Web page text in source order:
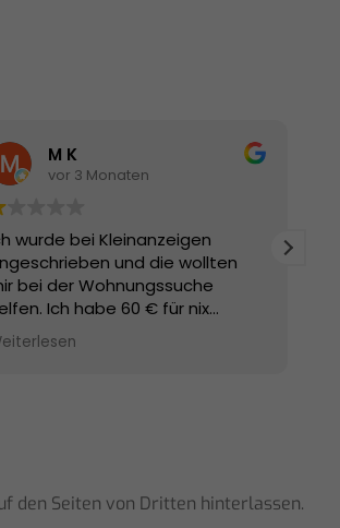
M K
vor 3 Monaten
wurde bei Kleinanzeigen
und die wollten
bei der Wohnungssuche
Ich habe 60 € für nix
Es kam nie ein
oder Rückmeldung. Ich
krank oder muss ausversehen
sein oder ich
mich und melde mich
den Seiten von Dritten hinterlassen.